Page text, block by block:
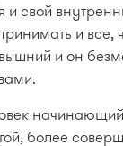
и свой
и все,
и он
более